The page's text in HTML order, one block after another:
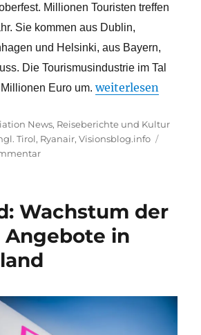
Millionen Touristen treffen
Sie kommen aus Dublin,
und Helsinki, aus Bayern,
Die Tourismusindustrie im Tal
Euro um. „Das Ischgl-
weiterlesen
News, Reiseberichte und Kultur
Tirol, Ryanair,Visionsblog.info
zu
–
Partyort
infiziert
halb
Wachstum der
Angebote in